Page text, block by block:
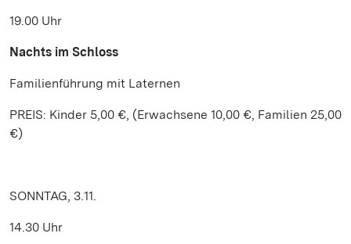
19.00 Uhr
Nachts im Schloss
Familienführung mit Laternen
PREIS: Kinder 5,00 €, (Erwachsene 10,00 €, Familien 25,00
€)
SONNTAG, 3.11.
14.30 Uhr